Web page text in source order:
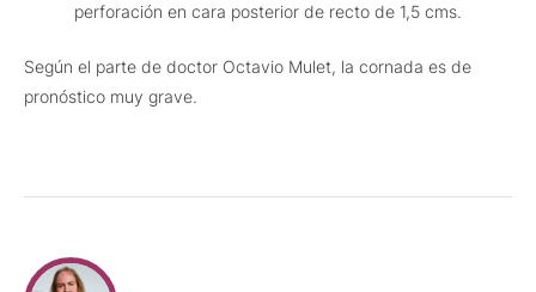
perforación en cara posterior de recto de 1,5 cms.
Según el parte de doctor Octavio Mulet, la cornada es de
pronóstico muy grave.